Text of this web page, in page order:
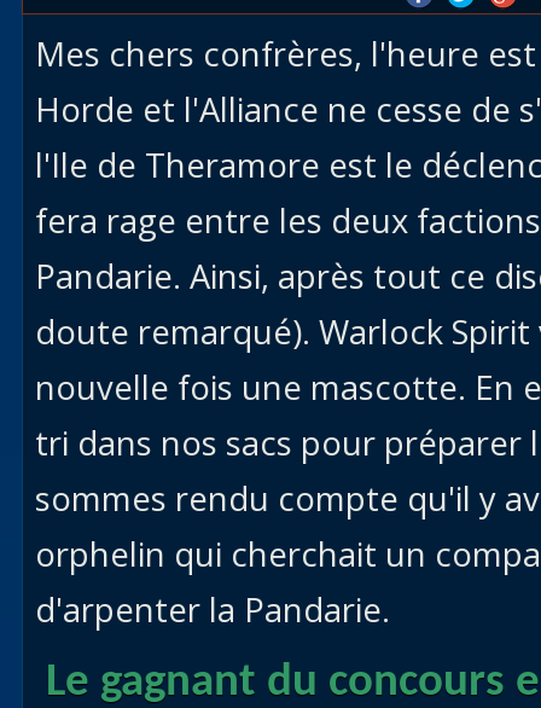
le vol
Uldum
Val
Mes chers confrères, l'heure
Horde et l'Alliance ne cesse de
l'Ile de Theramore est le
fera rage entre les deux
Pandarie. Ainsi, après tout ce
doute remarqué). Warlock
nouvelle fois une mascotte. En
tri dans nos sacs pour préparer
sommes rendu compte qu'il y
orphelin qui cherchait un
d'arpenter la Pandarie.
Le gagnant du concours